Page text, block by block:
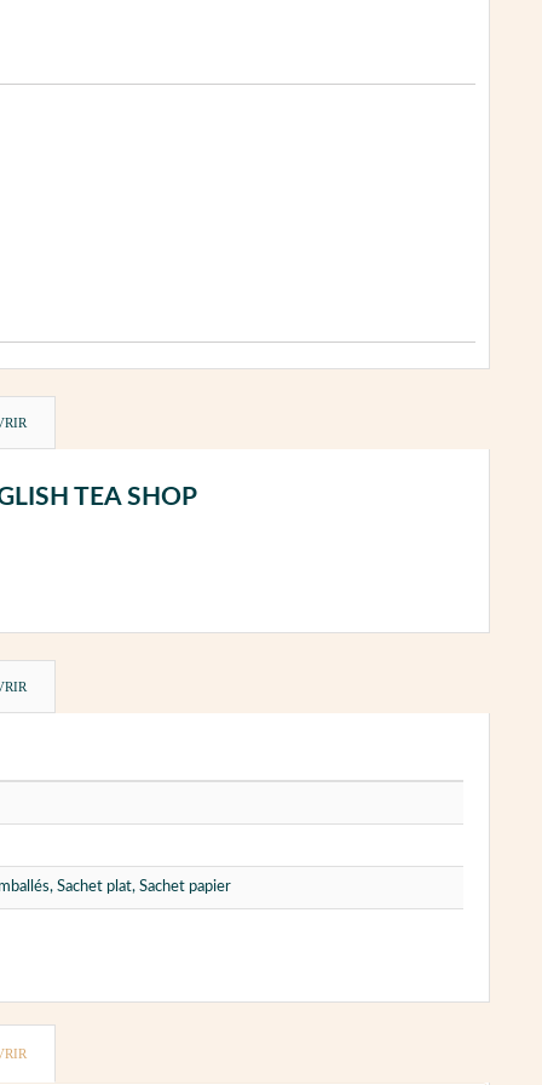
TEA SHOP
Sachet plat, Sachet papier